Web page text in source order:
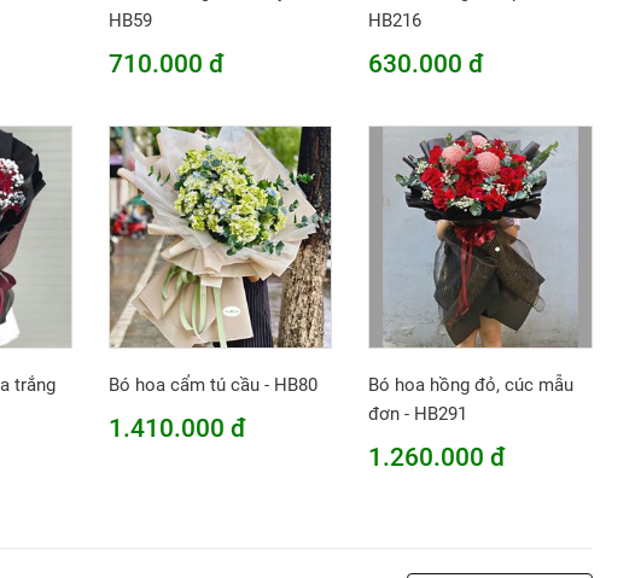
HB59
710.000 đ
HB216
630.000 đ
trắng
Bó hoa cẩm tú cầu - HB80
1.410.000 đ
Bó hoa hồng đỏ, cúc mẫu
đơn - HB291
1.260.000 đ